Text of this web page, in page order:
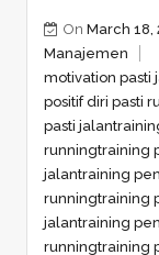
On March 18,
Manajemen
motivation pasti
positif diri pasti
pasti jalan
runningtraining
jalantraining
runningtraining
jalantraining
runningtraining